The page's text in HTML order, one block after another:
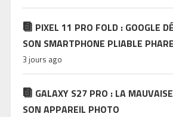
PIXEL 11 PRO FOLD : GOOGLE
SON SMARTPHONE PLIABLE PHARE
3 jours ago
GALAXY S27 PRO : LA
SON APPAREIL PHOTO